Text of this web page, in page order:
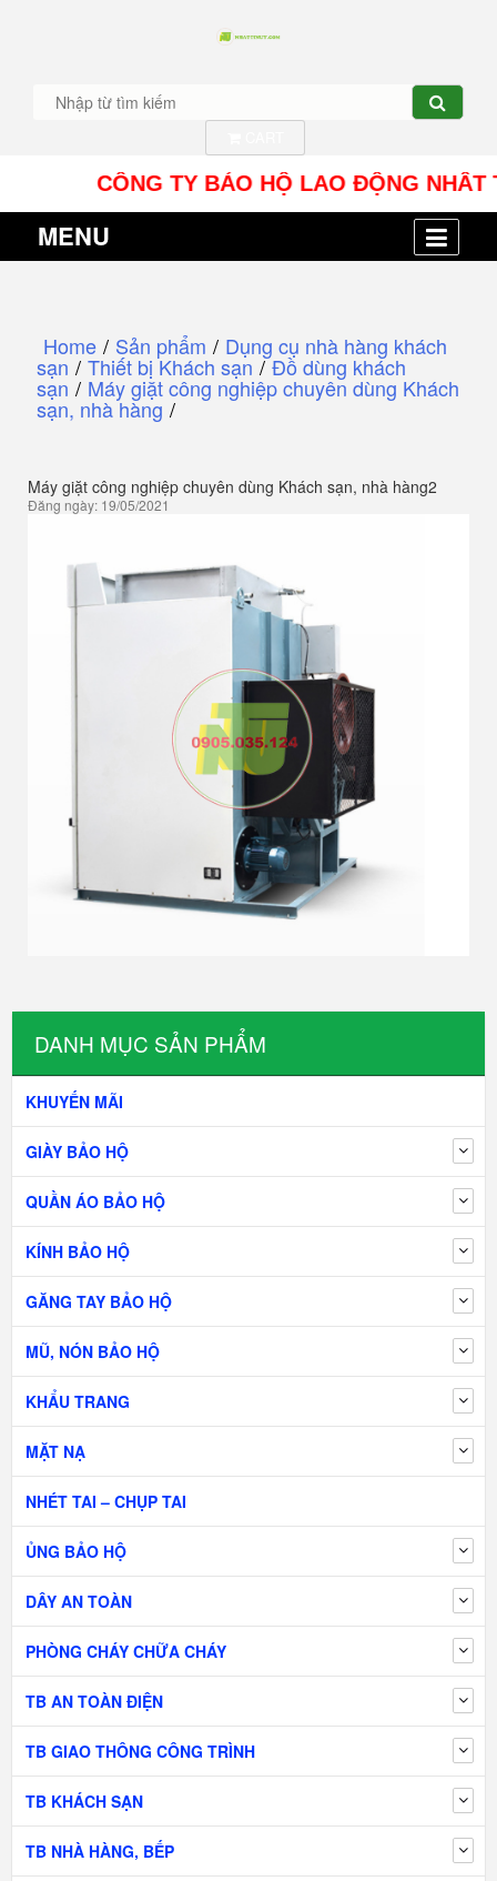
CÔNG TY BẢO HỘ LAO ĐỘNG NHÂT
MENU
DANH MỤC SẢN PHẨM
KHUYẾN MÃI
GIÀY BẢO HỘ
QUẦN ÁO BẢO HỘ
KÍNH BẢO HỘ
GĂNG TAY BẢO HỘ
MŨ, NÓN BẢO HỘ
KHẨU TRANG
MẶT NẠ
NHÉT TAI – CHỤP TAI
ỦNG BẢO HỘ
DÂY AN TOÀN
PHÒNG CHÁY CHỮA CHÁY
TB AN TOÀN ĐIỆN
TB GIAO THÔNG CÔNG TRÌNH
TB KHÁCH SẠN
TB NHÀ HÀNG, BẾP
Home / Sản phẩm / Dụng cụ nhà hàng khách
sạn / Thiết bị Khách sạn / Đồ dùng khách
sạn / Máy giặt công nghiệp chuyên dùng Khách
sạn, nhà hàng /
Máy giặt công nghiệp chuyên dùng Khách sạn, nhà hàng2
Đăng ngày: 19/05/2021